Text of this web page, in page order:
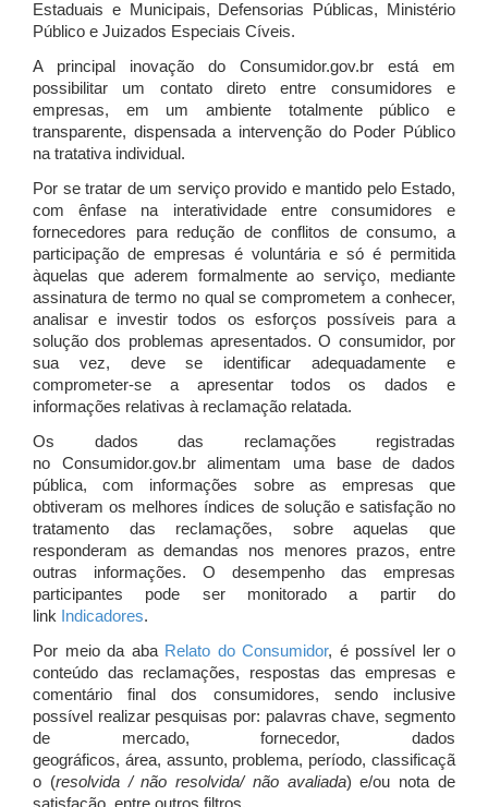
Estaduais e Municipais, Defensorias Públicas, Ministério
Público e Juizados Especiais Cíveis.
A principal inovação do Consumidor.gov.br está em
possibilitar um contato direto entre consumidores e
empresas, em um ambiente totalmente público e
transparente, dispensada a intervenção do Poder Público
na tratativa individual.
Por se tratar de um serviço provido e mantido pelo Estado,
com ênfase na interatividade entre consumidores e
fornecedores para redução de conflitos de consumo, a
participação de empresas é voluntária e só é permitida
àquelas que aderem formalmente ao serviço, mediante
assinatura de termo no qual se comprometem a conhecer,
analisar e investir todos os esforços possíveis para a
solução dos problemas apresentados. O consumidor, por
sua vez, deve se identificar adequadamente e
comprometer-se a apresentar todos os dados e
informações relativas à reclamação relatada.
Os dados das reclamações registradas
no Consumidor.gov.br alimentam uma base de dados
pública, com informações sobre as empresas que
obtiveram os melhores índices de solução e satisfação no
tratamento das reclamações, sobre aquelas que
responderam as demandas nos menores prazos, entre
outras informações. O desempenho das empresas
participantes pode ser monitorado a partir do
link Indicadores.
Por meio da aba Relato do Consumidor, é possível ler o
conteúdo das reclamações, respostas das empresas e
comentário final dos consumidores, sendo inclusive
possível realizar pesquisas por: palavras chave, segmento
de mercado, fornecedor, dados
geográficos, área, assunto, problema, período, classificaçã
o (resolvida / não resolvida/ não avaliada) e/ou nota de